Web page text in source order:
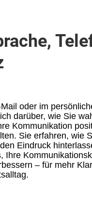
oder im
darüber, wie Sie
Kommunikation
Sie erfahren, wie
Eindruck
Ihre
– für mehr